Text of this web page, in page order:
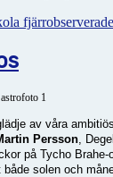
fjärrobserverade
av våra
Persson ,
på Tycho
solen och